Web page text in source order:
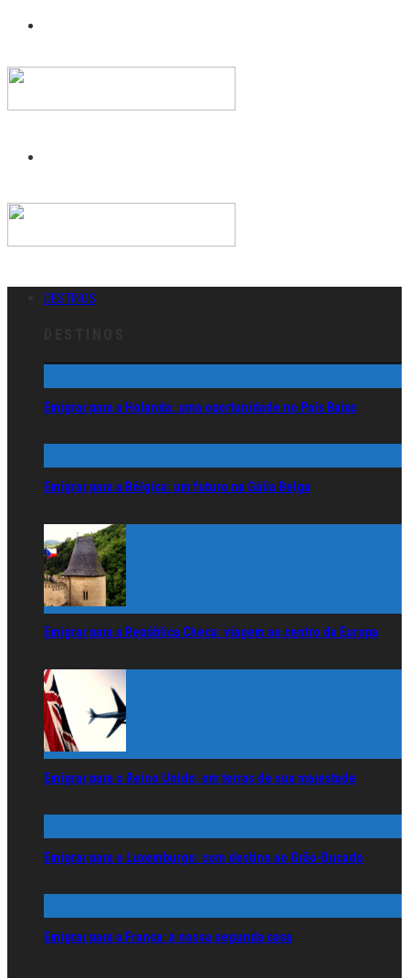
DESTINOS
Emigrar para a Holanda: uma oportunidade no País Baixo
Emigrar para a Bélgica: um futuro na Gália Belga
Emigrar para a República Checa: viagem ao centro da Europa
Emigrar para o Reino Unido: em terras de sua majestade
Emigrar para o Luxemburgo: com destino ao Grão-Ducado
Emigrar para a França: a nossa segunda casa